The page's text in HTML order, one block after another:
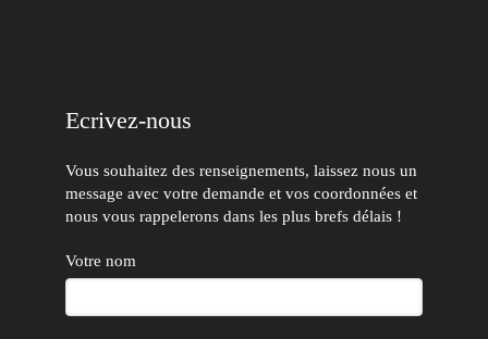
Ecrivez-nous
Vous souhaitez des renseignements, laissez nous un
message avec votre demande et vos coordonnées et
nous vous rappelerons dans les plus brefs délais !
Votre nom